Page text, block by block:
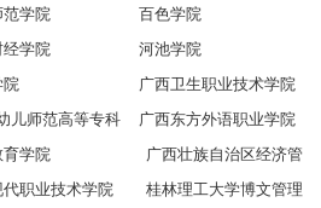
学院
百色学院
学院
河池学院
广西卫生职业技术学院
儿师范高等专科
学校
广西东方外语职业学院
学院
广西壮族自治区经济管
理干部学院
职业技术学院
桂林理工大学博文管理